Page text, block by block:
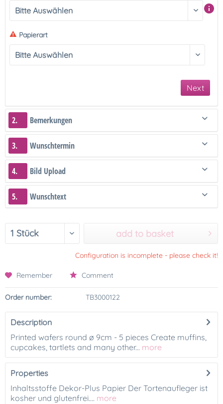
Papierart
Next
2. Bemerkungen
3. Wunschtermin
4. Bild Upload
5. Wunschtext
add to basket
Configuration is incomplete - please check it!
Remember Comment
Order number: TB3000122
Description
Printed wafers round ø 9cm - 5 pieces Create muffins,
cupcakes, tartlets and many other... more
Properties
Inhaltsstoffe Dekor-Plus Papier Der Tortenaufleger ist
kosher und glutenfrei.... more